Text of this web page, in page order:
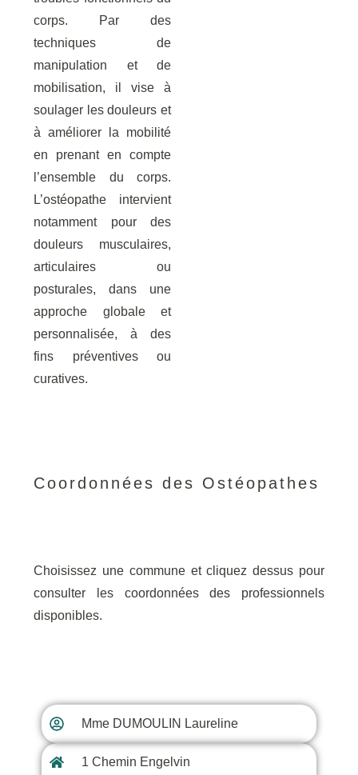
corps. Par des
techniques de
manipulation et de
mobilisation, il vise à
soulager les douleurs et
à améliorer la mobilité
en prenant en compte
l’ensemble du corps.
L’ostéopathe intervient
notamment pour des
douleurs musculaires,
articulaires ou
posturales, dans une
approche globale et
personnalisée, à des
fins préventives ou
curatives.
Coordonnées des Ostéopathes
Choisissez une commune et cliquez dessus pour
consulter les coordonnées des professionnels
disponibles.
Mme DUMOULIN Laureline
1 Chemin Engelvin